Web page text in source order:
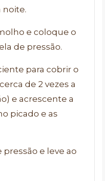
noite.
e coloque o
de pressão.
para cobrir o
de 2 vezes a
e acrescente a
picado e as
e leve ao